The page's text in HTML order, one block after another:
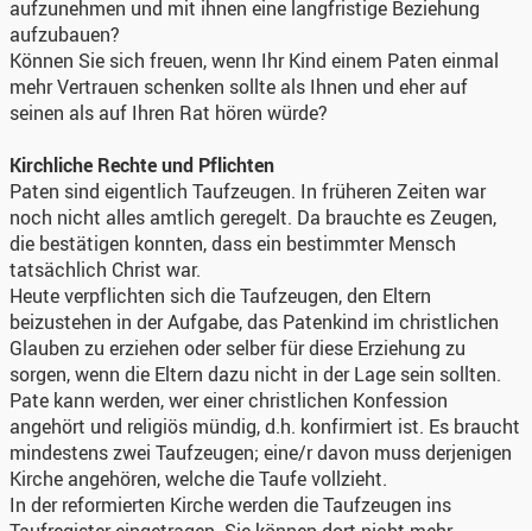
aufzunehmen und mit ihnen eine langfristige Beziehung
aufzubauen?
Können Sie sich freuen, wenn Ihr Kind einem Paten einmal
mehr Vertrauen schenken sollte als Ihnen und eher auf
seinen als auf Ihren Rat hören würde?
Kirchliche Rechte und Pflichten
Paten sind eigentlich Taufzeugen. In früheren Zeiten war
noch nicht alles amtlich geregelt. Da brauchte es Zeugen,
die bestätigen konnten, dass ein bestimmter Mensch
tatsächlich Christ war.
Heute verpflichten sich die Taufzeugen, den Eltern
beizustehen in der Aufgabe, das Patenkind im christlichen
Glauben zu erziehen oder selber für diese Erziehung zu
sorgen, wenn die Eltern dazu nicht in der Lage sein sollten.
Pate kann werden, wer einer christlichen Konfession
angehört und religiös mündig, d.h. konfirmiert ist. Es braucht
mindestens zwei Taufzeugen; eine/r davon muss derjenigen
Kirche angehören, welche die Taufe vollzieht.
In der reformierten Kirche werden die Taufzeugen ins